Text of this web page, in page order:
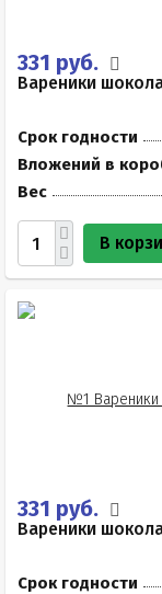
331 руб.
Вареники
Срок годности
Вложений в
Вес
В
331 руб.
Вареники
Срок годности